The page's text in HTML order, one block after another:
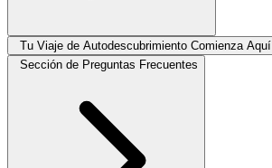
Tu Viaje de Autodescubrimiento Comienza Aquí
Sección de Preguntas Frecuentes